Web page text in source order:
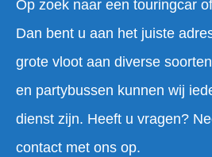
Op zoek naar een touringcar
Dan bent u aan het juiste
grote vloot aan diverse
en partybussen kunnen wij
dienst zijn. Heeft u vragen?
contact met ons op.